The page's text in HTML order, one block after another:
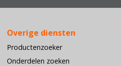
Overige diensten
Productenzoeker
Onderdelen zoeken